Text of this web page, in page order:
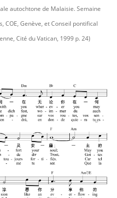
autochtone de Malaisie. Semaine
Genève, et Conseil pontifical
Cité du Vatican, 1999 p. 24)